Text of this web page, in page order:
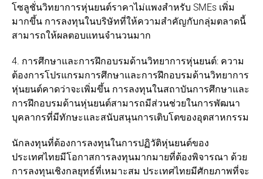
โซลูชั่นวิทยาการหุ่นยนต์ราคาไม่แพงสำหรับ SMEs เพิ่ม
มากขึ้น การลงทุนในบริษัทที่ให้ความสำคัญกับกลุ่มตลาดนี้
สามารถให้ผลตอบแทนจำนวนมาก
4. การศึกษาและการฝึกอบรมด้านวิทยาการหุ่นยนต์: ความ
ต้องการโปรแกรมการศึกษาและการฝึกอบรมด้านวิทยาการ
หุ่นยนต์คาดว่าจะเพิ่มขึ้น การลงทุนในสถาบันการศึกษาและ
การฝึกอบรมด้านหุ่นยนต์สามารถมีส่วนช่วยในการพัฒนา
บุคลากรที่มีทักษะและสนับสนุนการเติบโตของอุตสาหกรรม
นักลงทุนที่ต้องการลงทุนในการปฏิวัติหุ่นยนต์ของ
ประเทศไทยมีโอกาสการลงทุนมากมายที่ต้องพิจารณา ด้วย
การลงทุนเชิงกลยุทธ์ที่เหมาะสม ประเทศไทยมีศักยภาพที่จะ